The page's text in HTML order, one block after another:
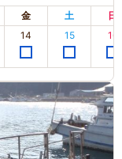
金 土 日
14 15 16